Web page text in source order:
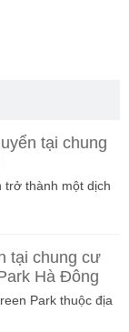
tại chung
trở thành một dịch
tại chung cư
Hà Đông
Park thuộc địa